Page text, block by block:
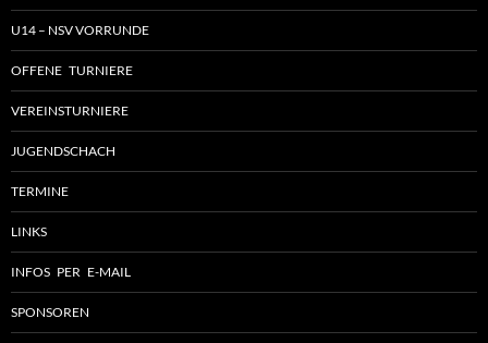
U14 – NSV VORRUNDE
OFFENE TURNIERE
VEREINSTURNIERE
JUGENDSCHACH
TERMINE
LINKS
INFOS PER E-MAIL
SPONSOREN